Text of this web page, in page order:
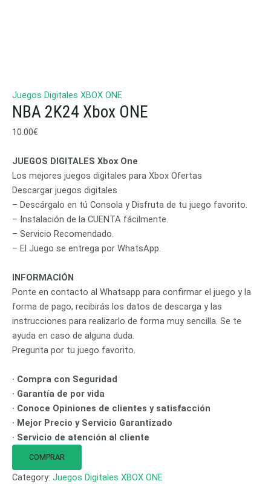
Juegos Digitales XBOX ONE
NBA 2K24 Xbox ONE
10.00€
JUEGOS DIGITALES Xbox One
Los mejores juegos digitales para Xbox Ofertas
Descargar juegos digitales
– Descárgalo en tú Consola y Disfruta de tu juego favorito.
– Instalación de la CUENTA fácilmente.
– Servicio Recomendado.
– El Juego se entrega por WhatsApp.
INFORMACIÓN
Ponte en contacto al Whatsapp para confirmar el juego y la
forma de pago, recibirás los datos de descarga y las
instrucciones para realizarlo de forma muy sencilla. Se te
ayuda en caso de alguna duda.
Pregunta por tu juego favorito.
· Compra con Seguridad
· Garantía de por vida
· Conoce Opiniones de clientes y satisfacción
· Mejor Precio y Servicio Garantizado
· Servicio de atención al cliente
COMPRAR
Category: Juegos Digitales XBOX ONE